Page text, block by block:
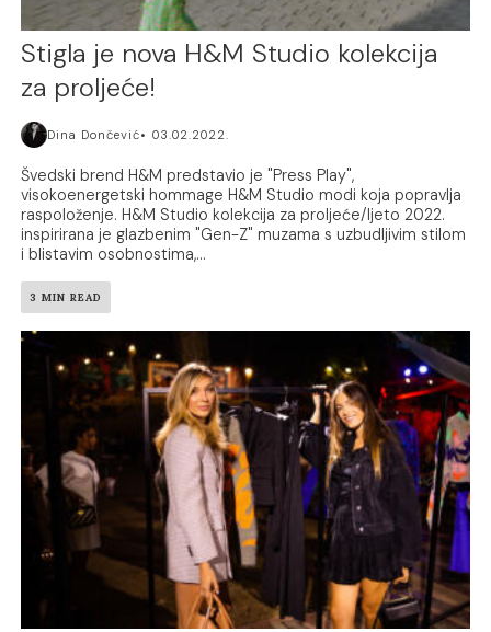
Stigla je nova H&M Studio kolekcija
za proljeće!
Dina Dončević 03.02.2022.
Švedski brend H&M predstavio je "Press Play",
visokoenergetski hommage H&M Studio modi koja popravlja
raspoloženje. H&M Studio kolekcija za proljeće/ljeto 2022.
inspirirana je glazbenim "Gen-Z" muzama s uzbudljivim stilom
i blistavim osobnostima,...
3 MIN READ